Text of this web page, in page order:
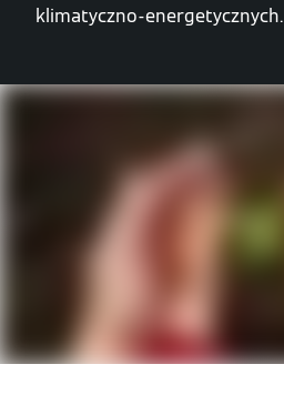
klimatyczno-energetycznych.